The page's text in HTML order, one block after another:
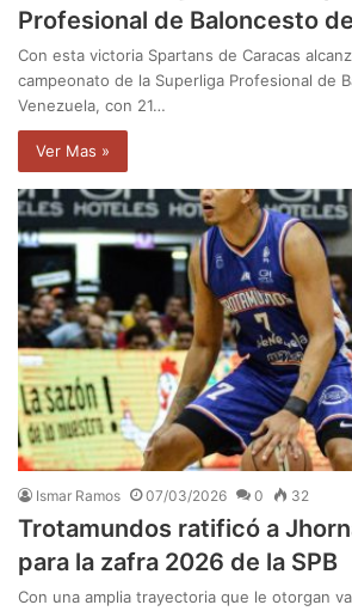
Profesional de Baloncesto
Con esta victoria Spartans de Caracas
campeonato de la Superliga Profesional de
Venezuela, con 21…
Ver Mas »
Ismar Ramos 07/03/2026 0 32
Trotamundos ratificó a
para la zafra 2026 de la SPB
Con una amplia trayectoria que le otorgan